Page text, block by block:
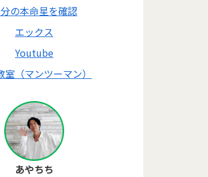
の本命星を確認
エックス
Youtube
室（マンツーマン）
あやちち